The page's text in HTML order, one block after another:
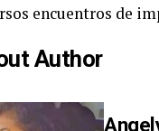
encuentros de
Author